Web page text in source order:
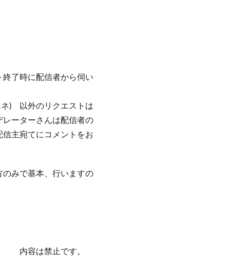
了時に配信者から伺い
ネ) 以外のリクエストは
ーターさんは配信者の
主宛てにコメントをお
のみで基本、行いますの
内容は禁止です。